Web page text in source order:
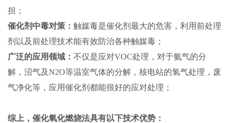
担；
催化剂中毒对策： 触媒毒是催化剂最大的危害，利用前处理
剂以及前处理技术能有效防治各种触媒毒；
广泛的应用领域： 不仅是应对VOC处理，对于氨气的分
解，沼气及N2O等温室气体的分解，核电站的氢气处理，废
气净化等，应用催化剂都能很好的应对处理；
综上，催化氧化燃烧法具有以下技术优势：